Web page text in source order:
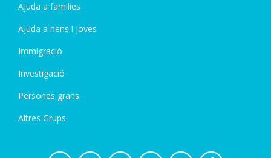
Ajuda a families
Ajuda a nens i joves
Immigració
Investigació
Persones grans
Altres Grups